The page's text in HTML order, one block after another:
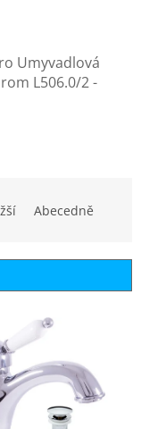
Umyvadlová
L506.0/2 -
Abecedně